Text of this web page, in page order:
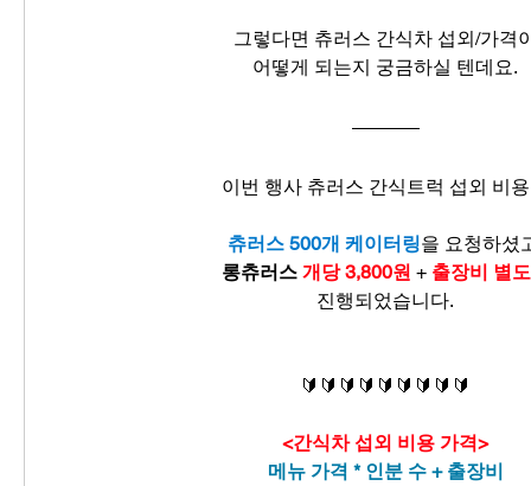
그렇다면 츄러스 간식차 섭외/가격
어떻게 되는지 궁금하실 텐데요.
이번 행사 츄러스 간식트럭 섭외 비
츄러스 500개 케이터링을 요청하셨
롱츄러스 개당 3,800원 + 출장비 별도
진행되었습니다.
🔰🔰🔰🔰🔰🔰🔰🔰🔰
<간식차 섭외 비용 가격>
메뉴 가격 * 인분 수 + 출장비